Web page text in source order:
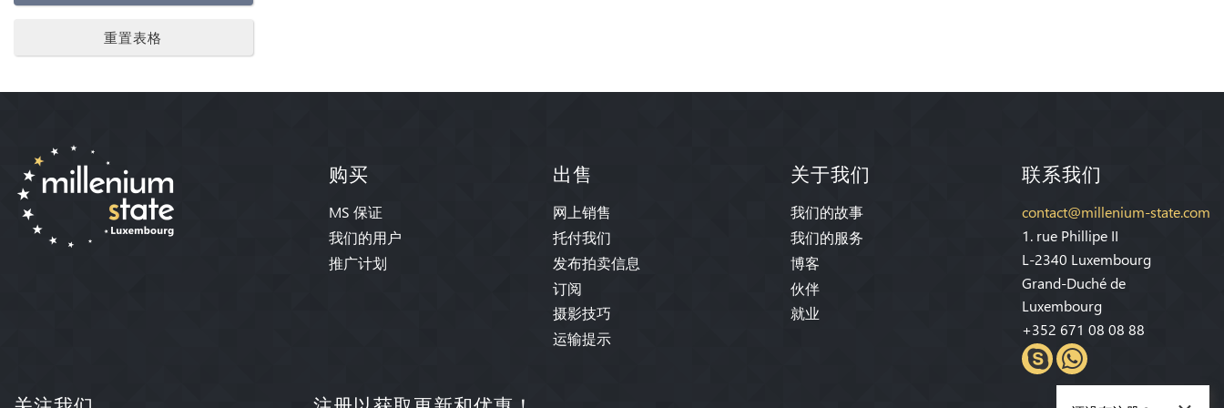
重置表格
购买
MS 保证
我们的用户
推广计划
出售
网上销售
托付我们
发布拍卖信息
订阅
摄影技巧
运输提示
关于我们
我们的故事
我们的服务
博客
伙伴
就业
联系我们
contact@millenium-state.com
1. rue Phillipe II
L-2340 Luxembourg
Grand-Duché de
Luxembourg
+352 671 08 08 88